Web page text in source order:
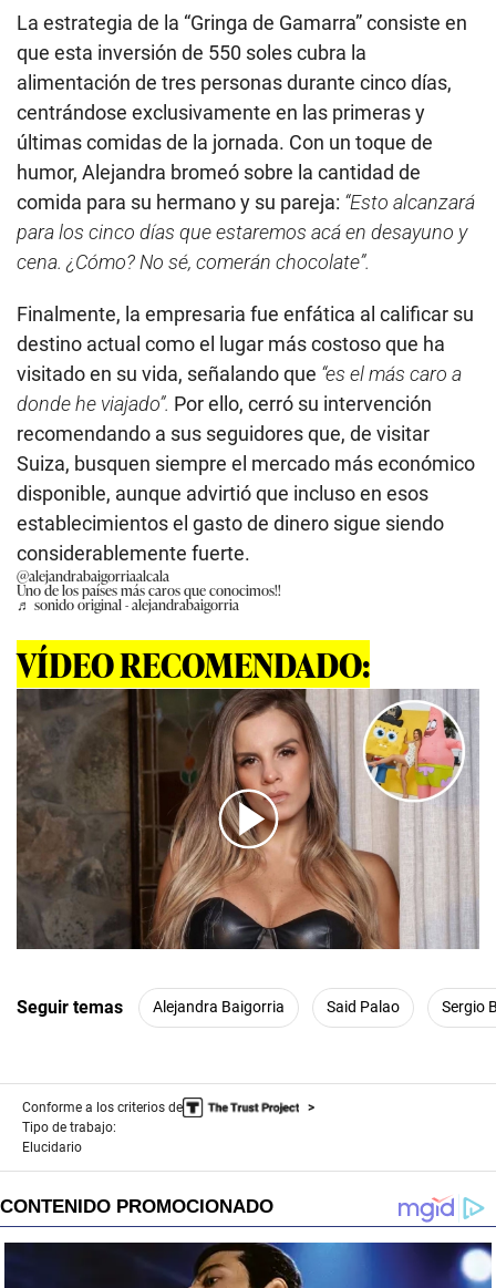
La estrategia de la “Gringa de Gamarra” consiste en
que esta inversión de 550 soles cubra la
alimentación de tres personas durante cinco días,
centrándose exclusivamente en las primeras y
últimas comidas de la jornada. Con un toque de
humor, Alejandra bromeó sobre la cantidad de
comida para su hermano y su pareja: “Esto alcanzará
para los cinco días que estaremos acá en desayuno y
cena. ¿Cómo? No sé, comerán chocolate”.
Finalmente, la empresaria fue enfática al calificar su
destino actual como el lugar más costoso que ha
visitado en su vida, señalando que “es el más caro a
donde he viajado”. Por ello, cerró su intervención
recomendando a sus seguidores que, de visitar
Suiza, busquen siempre el mercado más económico
disponible, aunque advirtió que incluso en esos
establecimientos el gasto de dinero sigue siendo
considerablemente fuerte.
@alejandrabaigorriaalcala
Uno de los países más caros que conocimos!!
♬ sonido original - alejandrabaigorria
VÍDEO RECOMENDADO:
00:00 01:00
Seguir temas Alejandra Baigorria Said Palao Sergio
Conforme a los criterios de
Tipo de trabajo:
Elucidario